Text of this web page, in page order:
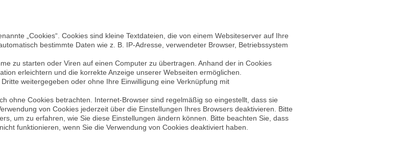
„Cookies“. Cookies sind kleine Textdateien, die von einem Websiteserver auf Ihre
bestimmte Daten wie z. B. IP-Adresse, verwendeter Browser, Betriebssystem
zu starten oder Viren auf einen Computer zu übertragen. Anhand der in Cookies
erleichtern und die korrekte Anzeige unserer Webseiten ermöglichen.
weitergegeben oder ohne Ihre Einwilligung eine Verknüpfung mit
ohne Cookies betrachten. Internet-Browser sind regelmäßig so eingestellt, dass sie
von Cookies jederzeit über die Einstellungen Ihres Browsers deaktivieren. Bitte
um zu erfahren, wie Sie diese Einstellungen ändern können. Bitte beachten Sie, dass
funktionieren, wenn Sie die Verwendung von Cookies deaktiviert haben.